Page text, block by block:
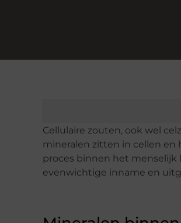
Cellulaire zouten, ook wel
mineralen zitten in cellen en
proces binnen het menselijk
evenwichtige inname en